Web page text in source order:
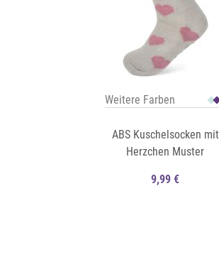
Weitere Farben
ABS Kuschelsocken mit
Herzchen Muster
9,99 €